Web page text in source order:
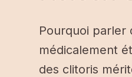
Pourquoi parler
médicalement
des clitoris